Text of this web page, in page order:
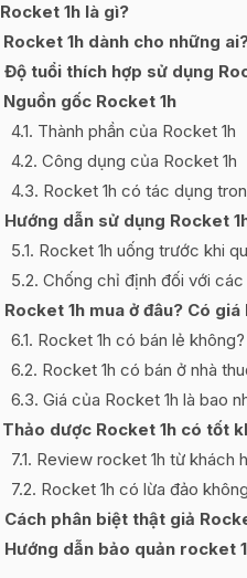
Rocket 1h là gì?
Rocket 1h dành cho những
Độ tuổi thích hợp sử dụng
Nguồn gốc Rocket 1h
4.1 Thành phần của Rocket 1h
4.2 Công dụng của Rocket 1h
4.3 Rocket 1h có tác dụng
Hướng dẫn sử dụng Rocket
5.1 Rocket 1h uống trước khi
5.2 Chống chỉ định đối với
Rocket 1h mua ở đâu? Có
6.1 Rocket 1h có bán lẻ không?
6.2 Rocket 1h có bán ở nhà
6.3 Giá của Rocket 1h là bao
Thảo dược Rocket 1h có tốt
7.1 Review rocket 1h từ khách
7.2 Rocket 1h có lừa đảo
Cách phân biệt thật giả
Hướng dẫn bảo quản rocket